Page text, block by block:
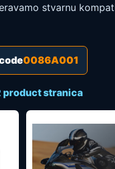
stvarnu
0086A001
product stranica